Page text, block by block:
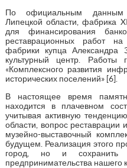
По официальным данным
Липецкой области, фабрика
для финансирования
реставрационных работ
фабрики купца Александра
культурный центр. Работы
«Комплексного развития
исторических поселений» [6].
В настоящее время
находится в плачевном
учитывая активную
области, вопрос
музейно-выставочный
будущем. Реализация этого
город, но и сохранить
предпринимательства нашего